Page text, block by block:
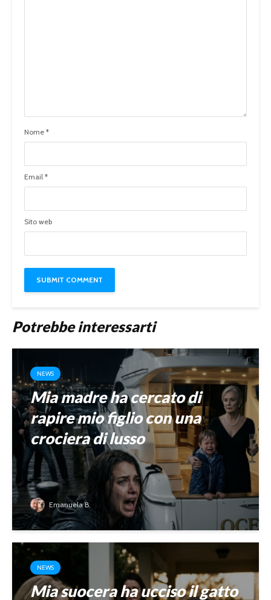
Nome *
Email *
Sito web
Potrebbe interessarti
NEWS
Mia madre ha cercato di
rapire mio figlio con una
crociera di lusso
Emanuela B.
NEWS
Mia suocera ha ucciso il gatto